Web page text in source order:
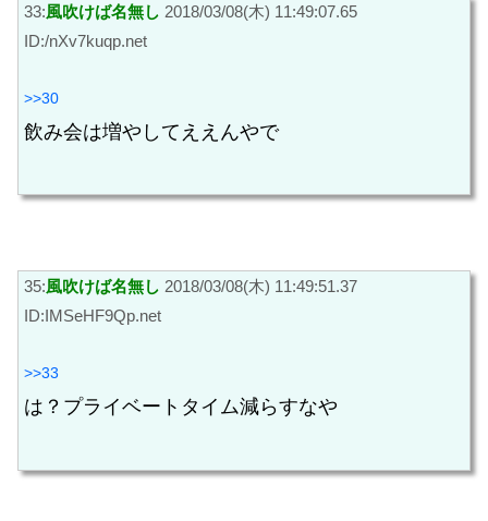
33:風吹けば名無し 2018/03/08(木) 11:49:07.65
ID:/nXv7kuqp.net
>>30
飲み会は増やしてええんやで
35:風吹けば名無し 2018/03/08(木) 11:49:51.37
ID:IMSeHF9Qp.net
>>33
は？プライベートタイム減らすなや